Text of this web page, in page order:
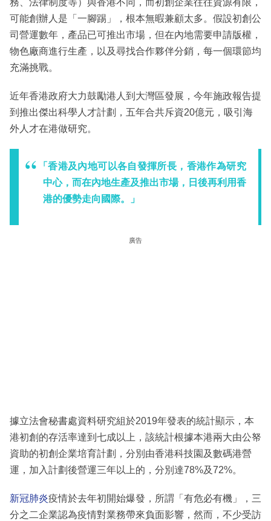
務、法律制度等）與香港不同，而初創企業往往資源有限，
可能創辦人是「一腳踢」，根本無暇兼顧太多。假設初創公
司營運數年，產品已可推出市場，但在內地需要申請版權，
物色廠商進行生產，以及尋找合作夥伴分銷，每一個環節均
充滿挑戰。
近年香港政府大力鼓勵港人到大灣區發展，今年施政報告提
到推出傑出科學人才計劃，五年合共斥資20億元，吸引海
外人才在港做研究。
「香港及內地可以各自發揮所長，香港作為研究
中心，而在內地生產及推出市場，日後再利用香
港的優勢走向國際。」
廣告
據立法會秘書處資料研究組於2019年發表的統計顯示，本
港初創的存活率達到七成以上，該統計根據本港兩大由公帑
資助的初創企業培育計劃，分別由香港科技園及數碼港營
運，加入計劃後營運三年以上的，分別達78%及72%。
新冠肺炎疫情於去年初開始爆發，所謂「有危必有機」，三
分之二企業認為疫情對業務帶來負面影響，然而，不少受訪